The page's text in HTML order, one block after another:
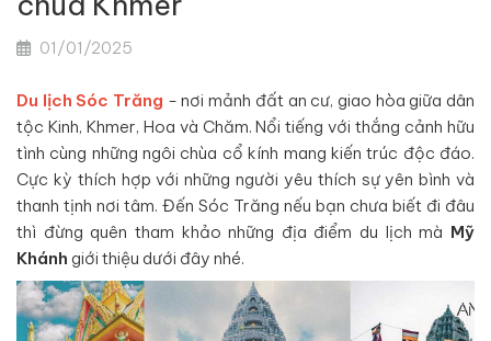
01/01/2025
Du lịch Sóc Trăng - nơi mảnh đất an cư, giao hòa giữa dân
tộc Kinh, Khmer, Hoa và Chăm. Nổi tiếng với thắng cảnh hữu
tình cùng những ngôi chùa cổ kính mang kiến trúc độc đáo.
Cực kỳ thích hợp với những người yêu thích sự yên bình và
thanh tịnh nơi tâm. Đến Sóc Trăng nếu bạn chưa biết đi đâu
thì đừng quên tham khảo những địa điểm du lịch mà Mỹ
Khánh giới thiệu dưới đây nhé.